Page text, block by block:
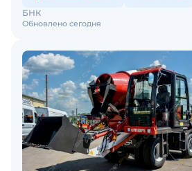
Обновлено сегодня
БНК